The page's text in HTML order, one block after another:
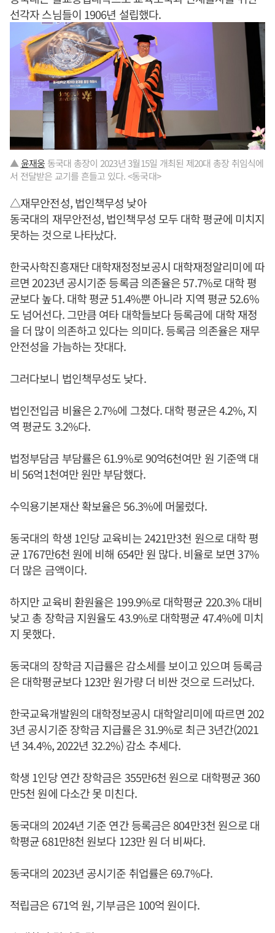
선각자 스님들이 1906년 설립했다.
▲윤재웅 동국대 총장이 2023년 3월15일 개최된 제20대 총장 취임식에
서 전달받은 교기를 흔들고 있다. <동국대>
△재무안전성, 법인책무성 낮아
동국대의 재무안전성, 법인책무성 모두 대학 평균에 미치지
못하는 것으로 나타났다.
한국사학진흥재단 대학재정정보공시 대학재정알리미에 따
르면 2023년 공시기준 등록금 의존율은 57.7%로 대학 평
균보다 높다. 대학 평균 51.4%뿐 아니라 지역 평균 52.6%
도 넘어선다. 그만큼 여타 대학들보다 등록금에 대학 재정
을 더 많이 의존하고 있다는 의미다. 등록금 의존율은 재무
안전성을 가늠하는 잣대다.
그러다보니 법인책무성도 낮다.
법인전입금 비율은 2.7%에 그쳤다. 대학 평균은 4.2%, 지
역 평균도 3.2%다.
법정부담금 부담률은 61.9%로 90억6천여만 원 기준액 대
비 56억1천여만 원만 부담했다.
수익용기본재산 확보율은 56.3%에 머물렀다.
동국대의 학생 1인당 교육비는 2421만3천 원으로 대학 평
균 1767만6천 원에 비해 654만 원 많다. 비율로 보면 37%
더 많은 금액이다.
하지만 교육비 환원율은 199.9%로 대학평균 220.3% 대비
낮고 총 장학금 지원율도 43.9%로 대학평균 47.4%에 미치
지 못했다.
동국대의 장학금 지급률은 감소세를 보이고 있으며 등록금
은 대학평균보다 123만 원가량 더 비싼 것으로 드러났다.
한국교육개발원의 대학정보공시 대학알리미에 따르면 202
3년 공시기준 장학금 지급률은 31.9%로 최근 3년간(2021
년 34.4%, 2022년 32.2%) 감소 추세다.
학생 1인당 연간 장학금은 355만6천 원으로 대학평균 360
만5천 원에 다소간 못 미친다.
동국대의 2024년 기준 연간 등록금은 804만3천 원으로 대
학평균 681만8천 원보다 123만 원 더 비싸다.
동국대의 2023년 공시기준 취업률은 69.7%다.
적립금은 671억 원, 기부금은 100억 원이다.